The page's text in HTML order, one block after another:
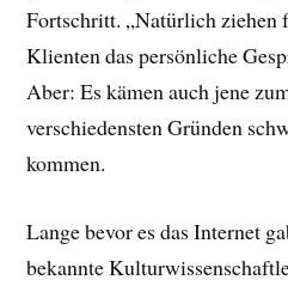
Fortschritt. „Natürlich ziehen
Klienten das persönliche
Aber: Es kämen auch jene
verschiedensten Gründen
kommen.
Lange bevor es das Internet
bekannte